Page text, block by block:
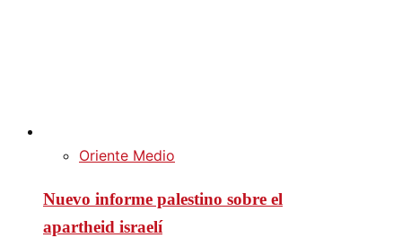
Oriente Medio
Nuevo informe palestino sobre el
apartheid israelí